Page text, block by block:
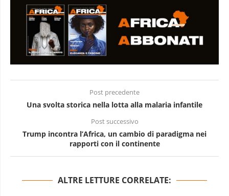
Post precedente
Una svolta storica nella lotta alla malaria infantile
Post successivo
Trump incontra l’Africa, un cambio di paradigma nei
rapporti con il continente
ALTRE LETTURE CORRELATE: